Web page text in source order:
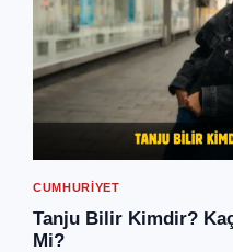
CUMHURIYET
Tanju Bilir Kimdir?
Mi?